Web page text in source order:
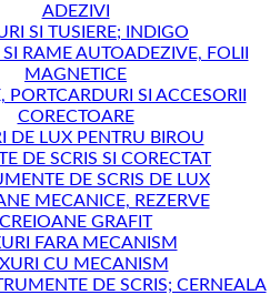
ADEZIVI
SI TUSIERE; INDIGO
RAME AUTOADEZIVE, FOLII
MAGNETICE
PORTCARDURI SI ACCESORII
CORECTOARE
DE LUX PENTRU BIROU
DE SCRIS SI CORECTAT
DE SCRIS DE LUX
MECANICE, REZERVE
CREIOANE GRAFIT
FARA MECANISM
CU MECANISM
DE SCRIS; CERNEALA